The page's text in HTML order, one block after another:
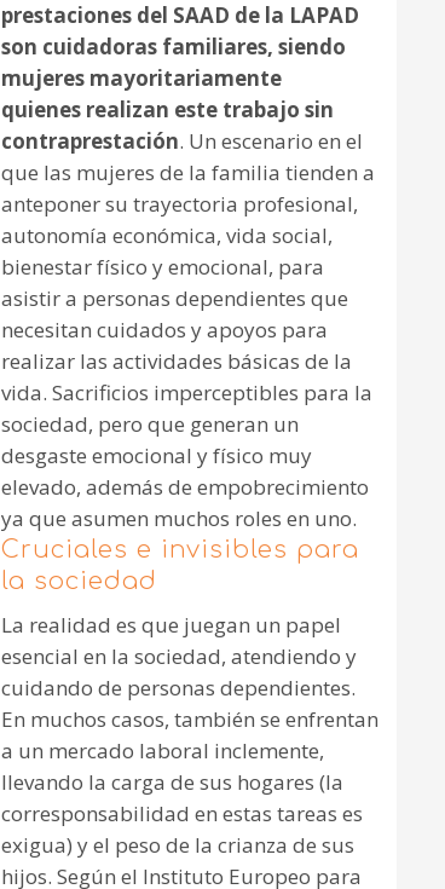
prestaciones del SAAD de la LAPAD
son cuidadoras familiares, siendo
mujeres mayoritariamente
quienes realizan este trabajo sin
contraprestación. Un escenario en el
que las mujeres de la familia tienden a
anteponer su trayectoria profesional,
autonomía económica, vida social,
bienestar físico y emocional, para
asistir a personas dependientes que
necesitan cuidados y apoyos para
realizar las actividades básicas de la
vida. Sacrificios imperceptibles para la
sociedad, pero que generan un
desgaste emocional y físico muy
elevado, además de empobrecimiento
ya que asumen muchos roles en uno.
Cruciales e invisibles para
la sociedad
La realidad es que juegan un papel
esencial en la sociedad, atendiendo y
cuidando de personas dependientes.
En muchos casos, también se enfrentan
a un mercado laboral inclemente,
llevando la carga de sus hogares (la
corresponsabilidad en estas tareas es
exigua) y el peso de la crianza de sus
hijos. Según el Instituto Europeo para